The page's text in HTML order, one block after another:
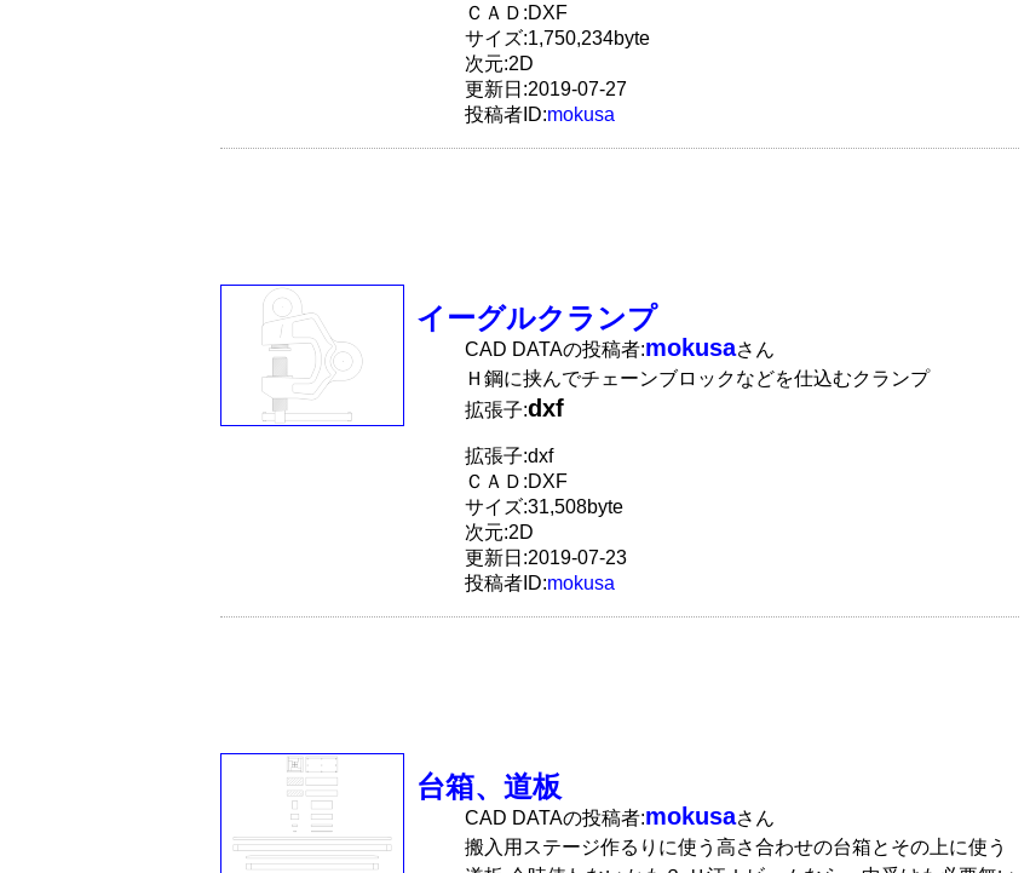
ＣＡＤ:DXF
サイズ:1,750,234byte
次元:2D
更新日:2019-07-27
投稿者ID:mokusa
イーグルクランプ
CAD DATAの投稿者:mokusaさん
Ｈ鋼に挟んでチェーンブロックなどを仕込むクランプ
拡張子:dxf
拡張子:dxf
ＣＡＤ:DXF
サイズ:31,508byte
次元:2D
更新日:2019-07-23
投稿者ID:mokusa
台箱、道板
CAD DATAの投稿者:mokusaさん
搬入用ステージ作るりに使う高さ合わせの台箱とその上に使う